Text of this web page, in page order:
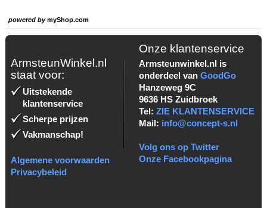
powered bymyShop.com
ArmsteunWinkel.nl
staat voor:
Uitstekende
klantenservice
Scherpe prijzen
Vakmanschap!
Algemene voorwaarden
Privacybeleid
Onze klantenservice
Armsteunwinkel.nl is
onderdeel van GoodGo
Hanzeweg 9C
9636 HS Zuidbroek
Tel: ZIE KLANTENSERVICE
Mail: info@concept-s.nl
Volg ons op Twitter
Onze Facebookpagina